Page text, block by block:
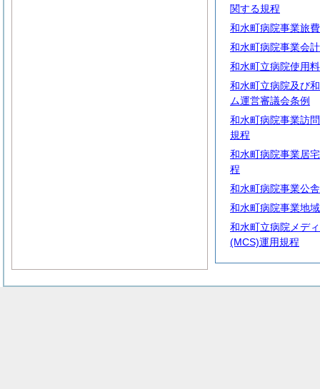
関する規程
和水町病院事業旅
和水町病院事業会
和水町立病院使用
和水町立病院及び
ム運営審議会条例
和水町病院事業訪
規程
和水町病院事業居
程
和水町病院事業公
和水町病院事業地
和水町立病院メデ
(MCS)運用規程